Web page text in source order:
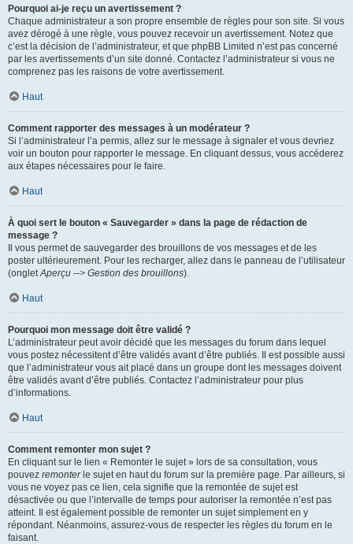
Pourquoi ai-je reçu un avertissement ?
Chaque administrateur a son propre ensemble de règles pour son site. Si vous
avez dérogé à une règle, vous pouvez recevoir un avertissement. Notez que
c’est la décision de l’administrateur, et que phpBB Limited n’est pas concerné
par les avertissements d’un site donné. Contactez l’administrateur si vous ne
comprenez pas les raisons de votre avertissement.
Haut
Comment rapporter des messages à un modérateur ?
Si l’administrateur l’a permis, allez sur le message à signaler et vous devriez
voir un bouton pour rapporter le message. En cliquant dessus, vous accéderez
aux étapes nécessaires pour le faire.
Haut
À quoi sert le bouton « Sauvegarder » dans la page de rédaction de
message ?
Il vous permet de sauvegarder des brouillons de vos messages et de les
poster ultérieurement. Pour les recharger, allez dans le panneau de l’utilisateur
(ongletAperçu --> Gestion des brouillons).
Haut
Pourquoi mon message doit être validé ?
L’administrateur peut avoir décidé que les messages du forum dans lequel
vous postez nécessitent d’être validés avant d’être publiés. Il est possible aussi
que l’administrateur vous ait placé dans un groupe dont les messages doivent
être validés avant d’être publiés. Contactez l’administrateur pour plus
d’informations.
Haut
Comment remonter mon sujet ?
En cliquant sur le lien « Remonter le sujet » lors de sa consultation, vous
pouvez remonterle sujet en haut du forum sur la première page. Par ailleurs, si
vous ne voyez pas ce lien, cela signifie que la remontée de sujet est
désactivée ou que l’intervalle de temps pour autoriser la remontée n’est pas
atteint. Il est également possible de remonter un sujet simplement en y
répondant. Néanmoins, assurez-vous de respecter les règles du forum en le
faisant.